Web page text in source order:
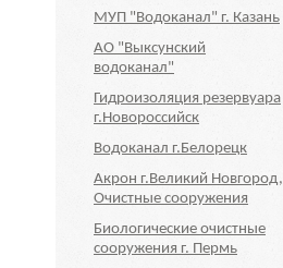
МУП "Водоканал" г. Казань
АО "Выксунский
водоканал"
Гидроизоляция резервуара
г.Новороссийск
Водоканал г.Белорецк
Акрон г.Великий Новгород,
Очистные сооружения
Биологические очистные
сооружения г. Пермь